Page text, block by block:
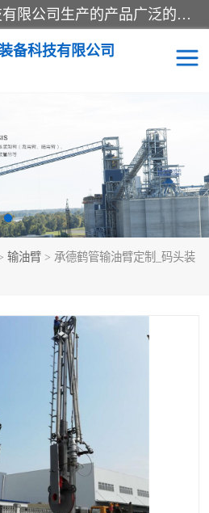
江苏国胜石化装备科技有限公司生产的产品广泛的应用于石油、石化等行业中，产品种类齐全，其中包括装卸鹤管、汽车鹤管、火车鹤管、装车鹤管、卸车鹤管、上装鹤管、下装鹤管、lng鹤管、发油鹤管、液氨鹤管、液化气鹤管等，我们生产的产品质量上乘，价格实惠，服务好，买鹤管就到国胜石化装备！
备科技有限公司
输油臂 > 承德鹤管输油臂定制_码头装
鹤管活动梯